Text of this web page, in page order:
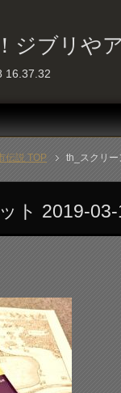
ジブリや
16.37.32
伝説 TOP th_スクリ
ト 2019-